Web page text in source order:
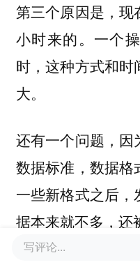
第三个原因是，
小时来的。一个
时，这种方式和
大。
还有一个问题，因
数据标准，数据
一些新格式之后
据本来就不多，还
写评论...